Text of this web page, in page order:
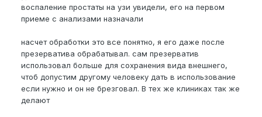
воспаление простаты на узи увидели, его на первом
приеме с анализами назначали
насчет обработки это все понятно, я его даже после
презерватива обрабатывал. сам презерватив
использовал больше для сохранения вида внешнего,
чтоб допустим другому человеку дать в использование
если нужно и он не брезговал. В тех же клиниках так же
делают